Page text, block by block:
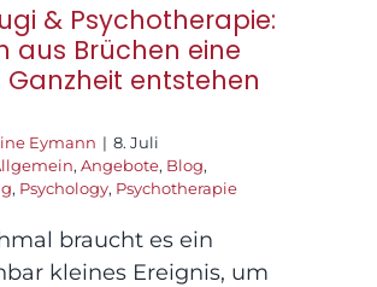
& Psychotherapie:
aus Brüchen eine
Ganzheit entstehen
Eymann | 8. Juli
, Angebote, Blog,
, Psychology, Psychotherapie
braucht es ein
kleines Ereignis, um